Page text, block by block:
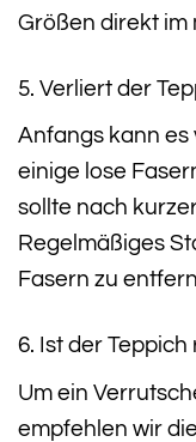
Größen direkt im
5. Verliert der
Anfangs kann es
einige lose
sollte nach
Regelmäßiges
Fasern zu
6. Ist der
Um ein
empfehlen wir